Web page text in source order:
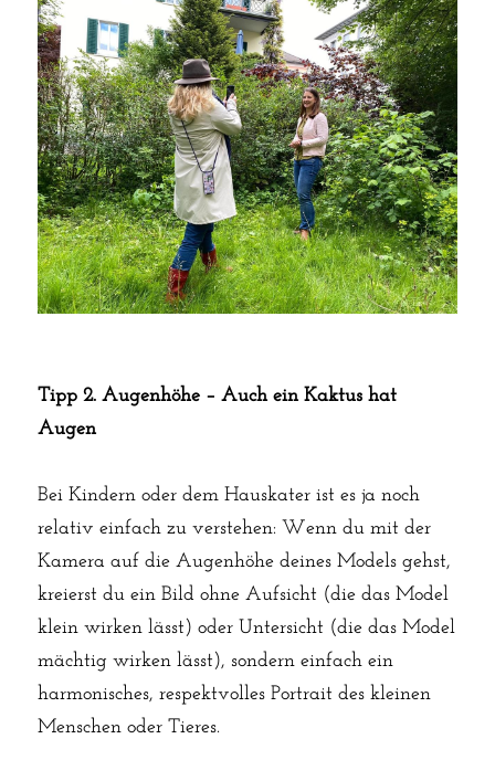
Tipp 2. Augenhöhe – Auch ein Kaktus hat
Augen
Bei Kindern oder dem Hauskater ist es ja noch
relativ einfach zu verstehen: Wenn du mit der
Kamera auf die Augenhöhe deines Models gehst,
kreierst du ein Bild ohne Aufsicht (die das Model
klein wirken lässt) oder Untersicht (die das Model
mächtig wirken lässt), sondern einfach ein
harmonisches, respektvolles Portrait des kleinen
Menschen oder Tieres.